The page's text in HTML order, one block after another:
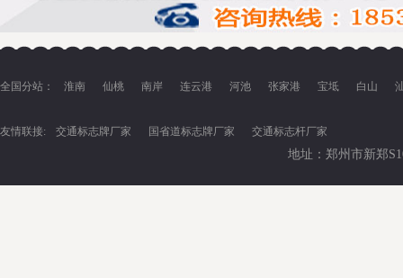
全国分站： 淮南 仙桃 南岸 连云港 河池 张家港 宝坻 白山
友情联接: 交通标志牌厂家 国省道标志牌厂家 交通标志杆厂家
地址：郑州市新郑